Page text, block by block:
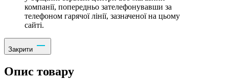
компанії, попередньо зателефонувавши за
телефоном гарячої лінії, зазначеної на цьому
сайті.
Закрити
Опис товару